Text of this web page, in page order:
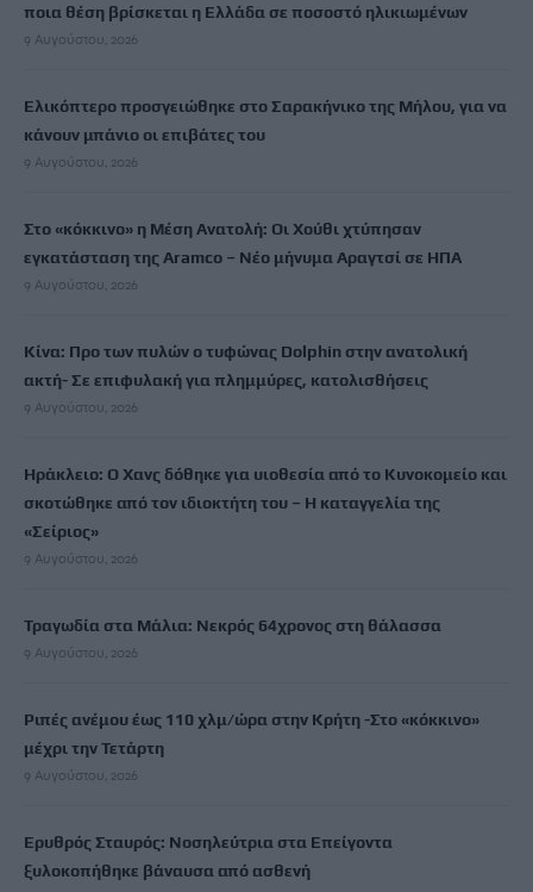
ποια θέση βρίσκεται η Ελλάδα σε ποσοστό ηλικιωμένων
9 Αυγούστου, 2026
Ελικόπτερο προσγειώθηκε στο Σαρακήνικο της Μήλου, για να
κάνουν μπάνιο οι επιβάτες του
9 Αυγούστου, 2026
Στο «κόκκινο» η Μέση Ανατολή: Οι Χούθι χτύπησαν
εγκατάσταση της Aramco – Νέο μήνυμα Αραγτσί σε ΗΠΑ
9 Αυγούστου, 2026
Κίνα: Προ των πυλών ο τυφώνας Dolphin στην ανατολική
ακτή- Σε επιφυλακή για πλημμύρες, κατολισθήσεις
9 Αυγούστου, 2026
Ηράκλειο: Ο Χανς δόθηκε για υιοθεσία από το Κυνοκομείο και
σκοτώθηκε από τον ιδιοκτήτη του – Η καταγγελία της
«Σείριος»
9 Αυγούστου, 2026
Τραγωδία στα Μάλια: Νεκρός 64χρονος στη θάλασσα
9 Αυγούστου, 2026
Ριπές ανέμου έως 110 χλμ/ώρα στην Κρήτη -Στο «κόκκινο»
μέχρι την Τετάρτη
9 Αυγούστου, 2026
Ερυθρός Σταυρός: Νοσηλεύτρια στα Επείγοντα
ξυλοκοπήθηκε βάναυσα από ασθενή